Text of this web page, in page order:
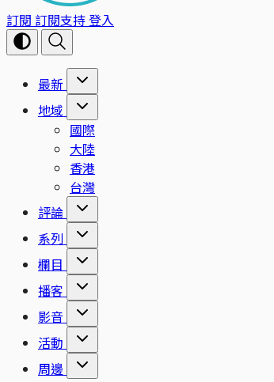
訂閱 訂閱支持登入
最新
地域
國際
大陸
香港
台灣
評論
系列
欄目
播客
影音
活動
周邊